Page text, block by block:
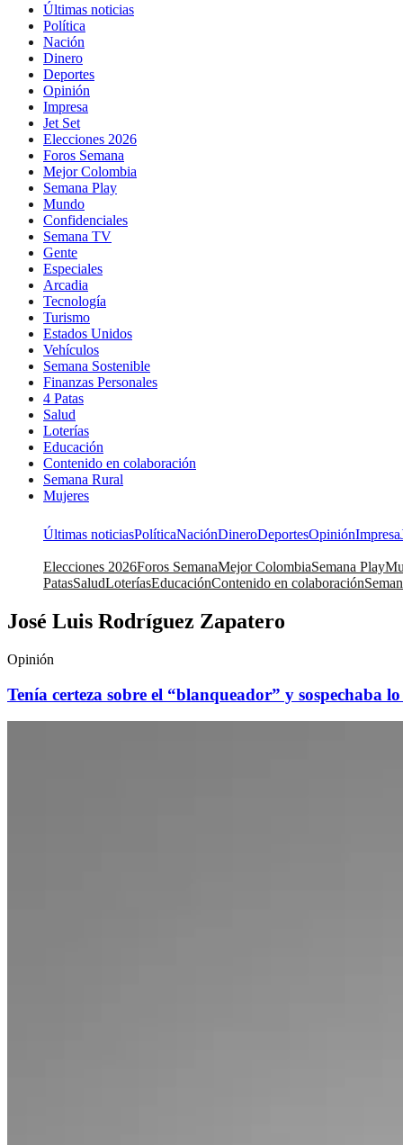
Últimas noticias
Política
Nación
Dinero
Deportes
Opinión
Impresa
Jet Set
Elecciones 2026
Foros Semana
Mejor Colombia
Semana Play
Mundo
Confidenciales
Semana TV
Gente
Especiales
Arcadia
Tecnología
Turismo
Estados Unidos
Vehículos
Semana Sostenible
Finanzas Personales
4 Patas
Salud
Loterías
Educación
Contenido en colaboración
Semana Rural
Mujeres
Últimas noticiasPolíticaNaciónDineroDeportesOpiniónImpresa
Elecciones 2026Foros SemanaMejor ColombiaSemana Play
PatasSaludLoteríasEducaciónContenido en colaboración
José Luis Rodríguez Zapatero
Opinión
Tenía certeza sobre el “blanqueador” y sospechaba